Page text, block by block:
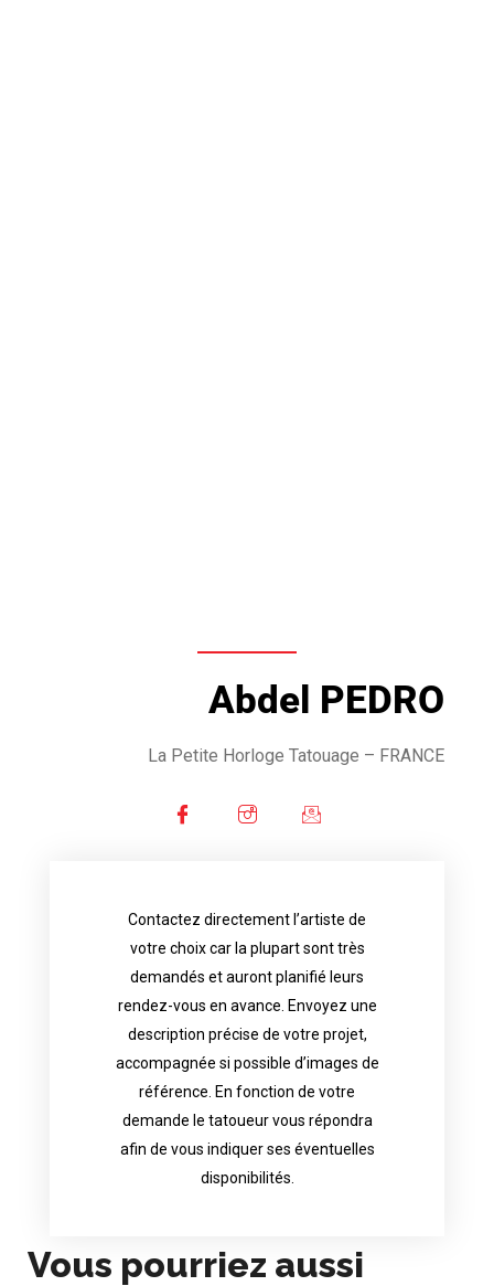
Abdel PEDRO
La Petite Horloge Tatouage – FRANCE
Contactez directement l’artiste de
votre choix car la plupart sont très
demandés et auront planifié leurs
rendez-vous en avance. Envoyez une
description précise de votre projet,
accompagnée si possible d’images de
référence. En fonction de votre
demande le tatoueur vous répondra
afin de vous indiquer ses éventuelles
disponibilités.
Contact directly the artist of your
choice because most are in great
appointments in advance. Send an
accurate description of your project, if
possible attached with reference
images. Depending your request, the
tattoo artist will answer to tell you his
Vous pourriez aussi